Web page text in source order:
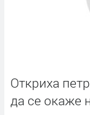
Откриха
да се окаже